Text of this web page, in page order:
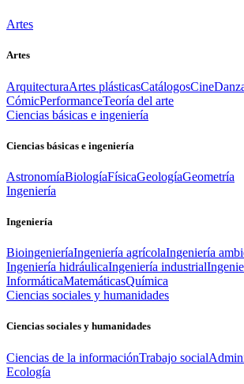
Artes
Artes
ArquitecturaArtes plásticasCatálogosCine
CómicPerformanceTeoría del arte
Ciencias básicas e ingeniería
Ciencias básicas e ingeniería
AstronomíaBiologíaFísicaGeologíaGeometría
Ingeniería
Ingeniería
BioingenieríaIngeniería agrícolaIngeniería
Ingeniería hidráulicaIngeniería industrial
InformáticaMatemáticasQuímica
Ciencias sociales y humanidades
Ciencias sociales y humanidades
Ciencias de la informaciónTrabajo social
Ecología